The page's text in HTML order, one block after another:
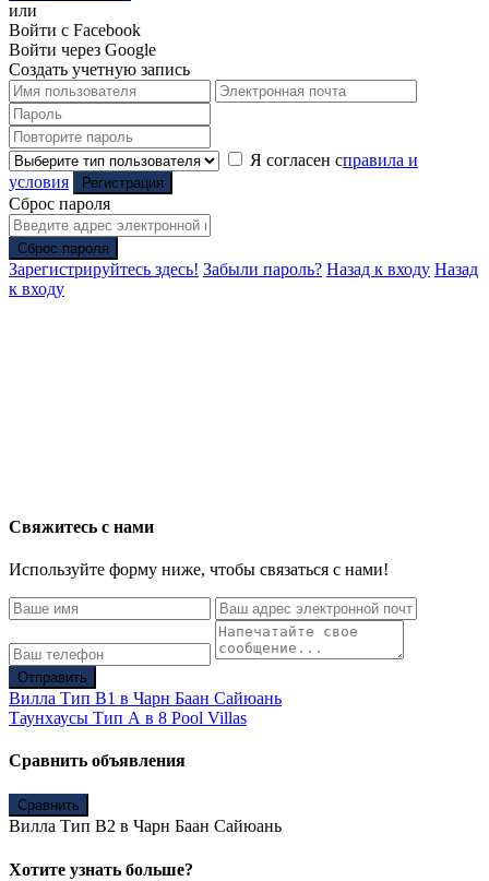
или
Войти с Facebook
Войти через Google
Создать учетную запись
Я согласен справила и
условия
Регистрация
Сброс пароля
Сброс пароля
Зарегистрируйтесь здесь! Забыли пароль? Назад к входу Назад
к входу
Свяжитесь с нами
Используйте форму ниже, чтобы связаться с нами!
Отправить
Вилла Тип B1 в Чарн Баан Сайюань
Таунхаусы Тип А в 8 Pool Villas
Сравнить объявления
Сравнить
Вилла Тип B2 в Чарн Баан Сайюань
Хотите узнать больше?